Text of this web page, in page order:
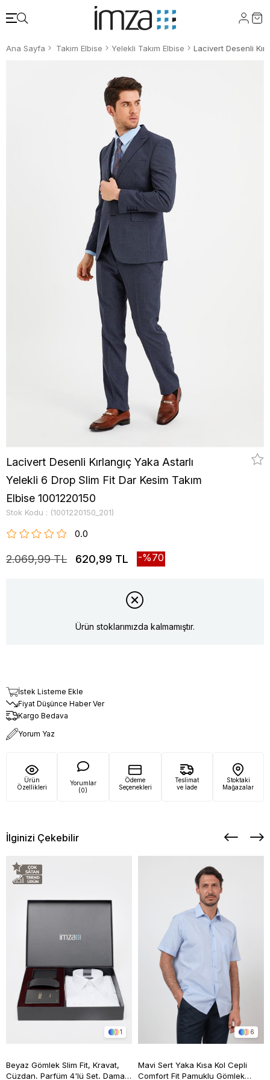
Ana Sayfa Takım Elbise Yelekli Takım Elbise
Lacivert Desenli Kırlangıç Yaka Astarlı
Yelekli 6 Drop Slim Fit Dar Kesim Takım
Elbise 1001220150
Stok Kodu (1001220150_201)
0.0
2.069,99 TL 620,99 TL 70
Ürün stoklarımızda kalmamıştır.
İstek Listeme Ekle
Fiyat Düşünce Haber Ver
Kargo Bedava
Yorum Yaz
Ürün
Özellikleri
Yorumlar
(0)
Ödeme
Seçenekleri
Teslimat
ve İade
Stoktaki
Mağazalar
İlginizi Çekebilir
1
Beyaz Gömlek Slim Fit, Kravat,
Cüzdan, Parfüm 4'lü Set, Damat
6
Mavi Sert Yaka Kısa Kol Cepli
Comfort Fit Pamuklu Gömlek